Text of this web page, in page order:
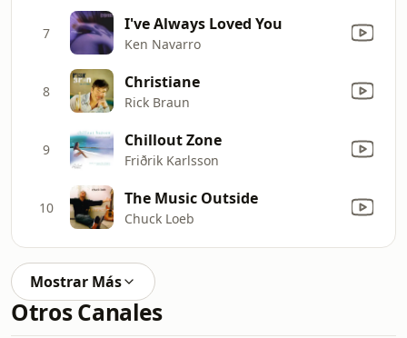
7 I've Always Loved You
Ken Navarro
8 Christiane
Rick Braun
9 Chillout Zone
Friðrik Karlsson
10 The Music Outside
Chuck Loeb
Mostrar Más
Otros Canales